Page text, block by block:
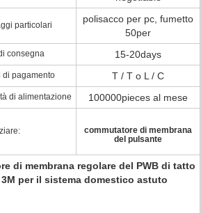
particolari
polisacco per pc, fumetto
50per
consegna 15-20days
di pagamento T / T o L / C
di alimentazione 100000pieces al mese
commutatore di membrana
del pulsante
di membrana regolare del PWB di tatto
per il sistema domestico astuto